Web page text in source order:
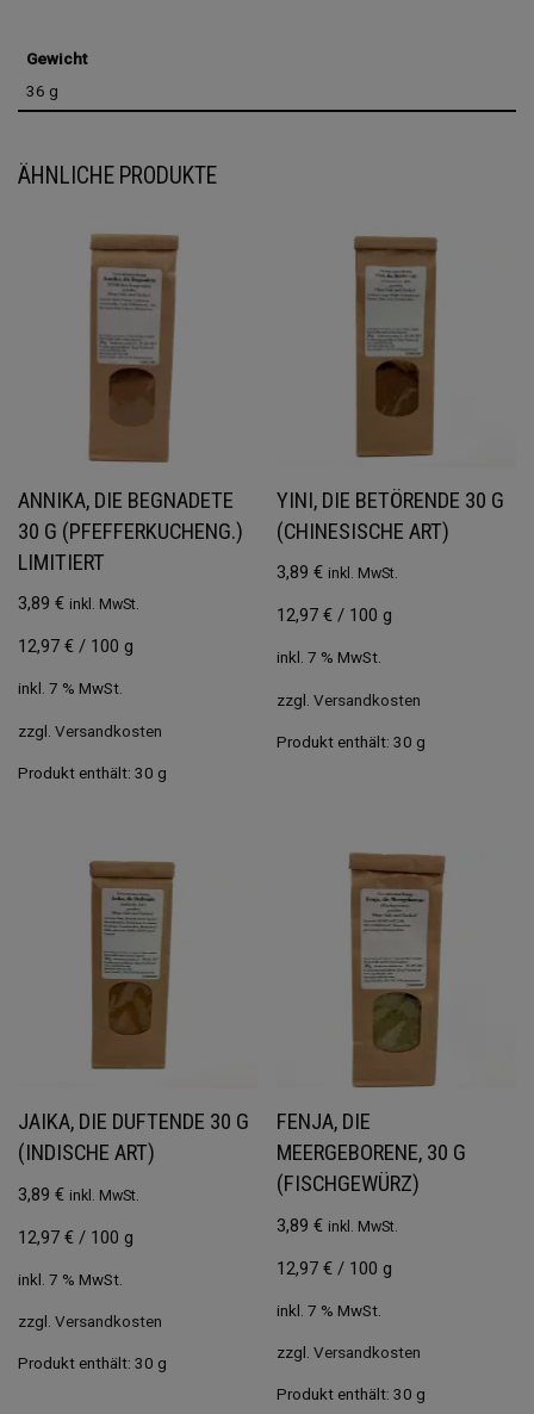
Gewicht
36 g
ÄHNLICHE PRODUKTE
ANNIKA, DIE BEGNADETE
30 G (PFEFFERKUCHENG.)
LIMITIERT
3,89 € inkl. MwSt.
12,97 € / 100 g
inkl. 7 % MwSt.
zzgl. Versandkosten
Produkt enthält: 30 g
YINI, DIE BETÖRENDE 30 G
(CHINESISCHE ART)
3,89€ inkl. MwSt.
12,97€ / 100 g
inkl. 7 % MwSt.
zzgl.Versandkosten
Produkt enthält: 30 g
JAIKA, DIE DUFTENDE 30 G
(INDISCHE ART)
3,89 € inkl. MwSt.
12,97 € / 100 g
inkl. 7 % MwSt.
zzgl. Versandkosten
Produkt enthält: 30 g
FENJA, DIE
MEERGEBORENE, 30 G
(FISCHGEWÜRZ)
3,89€ inkl. MwSt.
12,97€ / 100 g
inkl. 7 % MwSt.
zzgl.Versandkosten
Produkt enthält: 30 g